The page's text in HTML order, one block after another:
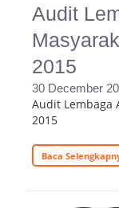
Audit
2015
30 December
Audit Lembaga
2015
Baca